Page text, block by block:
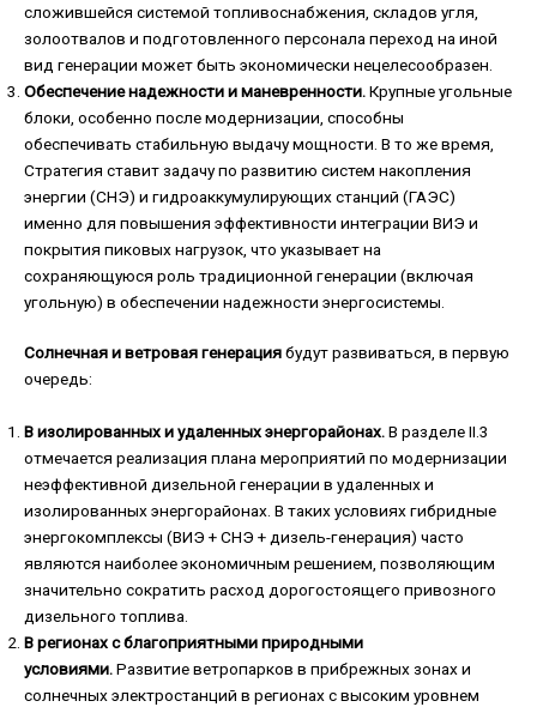
сложившейся системой топливоснабжения, складов угля,
золоотвалов и подготовленного персонала переход на иной
вид генерации может быть экономически нецелесообразен.
Обеспечение надежности и маневренности.Крупные угольные
блоки, особенно после модернизации, способны
обеспечивать стабильную выдачу мощности. В то же время,
Стратегия ставит задачу по развитию систем накопления
энергии (СНЭ) и гидроаккумулирующих станций (ГАЭС)
именно для повышения эффективности интеграции ВИЭ и
покрытия пиковых нагрузок, что указывает на
сохраняющуюся роль традиционной генерации (включая
угольную) в обеспечении надежности энергосистемы.
Солнечная и ветровая генерациябудут развиваться, в первую
очередь:
В изолированных и удаленных энергорайонах.В разделе II.3
отмечается реализация плана мероприятий по модернизации
неэффективной дизельной генерации в удаленных и
изолированных энергорайонах. В таких условиях гибридные
энергокомплексы (ВИЭ + СНЭ + дизель-генерация) часто
являются наиболее экономичным решением, позволяющим
значительно сократить расход дорогостоящего привозного
дизельного топлива.
В регионах с благоприятными природными
условиями.Развитие ветропарков в прибрежных зонах и
солнечных электростанций в регионах с высоким уровнем